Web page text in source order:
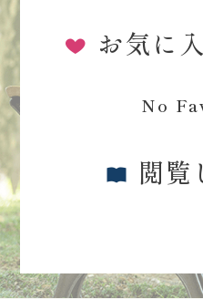
お気に
No
閲覧